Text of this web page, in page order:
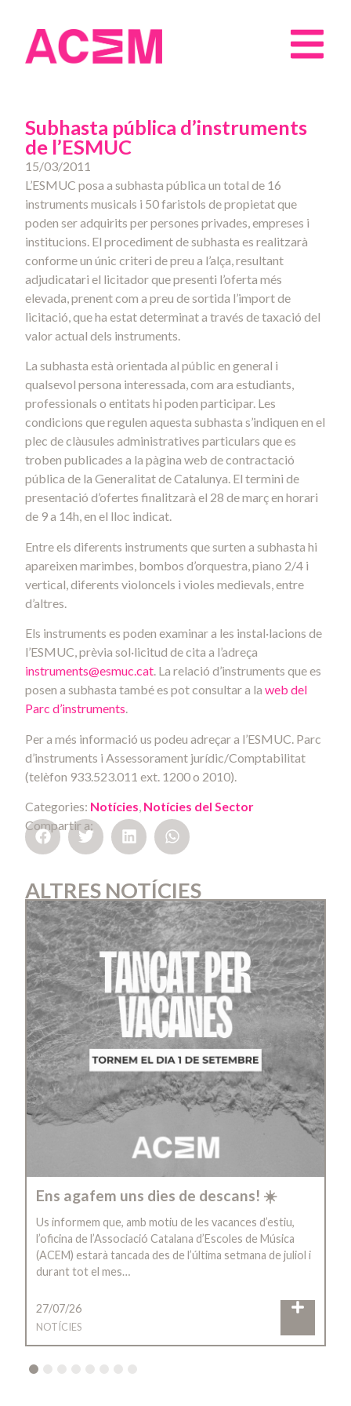
Subhasta pública d’instruments
de l’ESMUC
15/03/2011
L’ESMUC posa a subhasta pública un total de 16
instruments musicals i 50 faristols de propietat que
poden ser adquirits per persones privades, empreses i
institucions. El procediment de subhasta es realitzarà
conforme un únic criteri de preu a l’alça, resultant
adjudicatari el licitador que presenti l’oferta més
elevada, prenent com a preu de sortida l’import de
licitació, que ha estat determinat a través de taxació del
valor actual dels instruments.
La subhasta està orientada al públic en general i
qualsevol persona interessada, com ara estudiants,
professionals o entitats hi poden participar. Les
condicions que regulen aquesta subhasta s’indiquen en el
plec de clàusules administratives particulars que es
troben publicades a la pàgina web de contractació
pública de la Generalitat de Catalunya. El termini de
presentació d’ofertes finalitzarà el 28 de març en horari
de 9 a 14h, en el lloc indicat.
Entre els diferents instruments que surten a subhasta hi
apareixen marimbes, bombos d’orquestra, piano 2/4 i
vertical, diferents violoncels i violes medievals, entre
d’altres.
Els instruments es poden examinar a les instal·lacions de
l’ESMUC, prèvia sol·licitud de cita a l’adreça
instruments@esmuc.cat. La relació d’instruments que es
posen a subhasta també es pot consultar a la web del
Parc d’instruments.
Per a més informació us podeu adreçar a l’ESMUC. Parc
d’instruments i Assessorament jurídic/Comptabilitat
(telèfon 933.523.011 ext. 1200 o 2010).
Categories: Notícies, Notícies del Sector
Compartir a:
ALTRES NOTÍCIES
Ens agafem uns dies de descans! ☀️
Us informem que, amb motiu de les vacances d’estiu,
l’oficina de l’Associació Catalana d’Escoles de Música
(ACEM) estarà tancada des de l’última setmana de juliol i
durant tot el mes…
27/07/26
NOTÍCIES
4 5 6 7 8